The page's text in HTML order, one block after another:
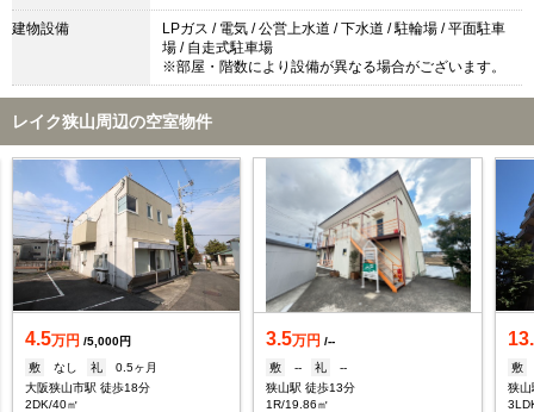
建物設備
LPガス / 電気 / 公営上水道 / 下水道 / 駐輪場 / 平面駐車
場 / 自走式駐車場
※部屋・階数により設備が異なる場合がございます。
レイク狭山周辺の空室物件
4.5万円 /5,000円
敷
なし 礼
0.5ヶ月
大阪狭山市駅 徒歩18分
2DK/40㎡
3.5万円 /--
敷
-- 礼
--
狭山駅 徒歩13分
1R/19.86㎡
敷
狭